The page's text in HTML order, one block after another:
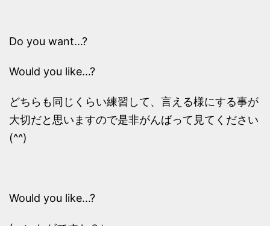
Do you want...?
Would you like...?
どちらも同じくらい練習して、言える様にする事が
大切だと思いますので是非がんばって見てください
(^^)
Would you like...?